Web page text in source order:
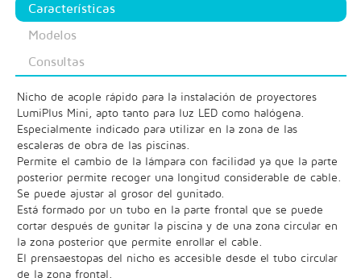
Características
Modelos
Consultas
Nicho de acople rápido para la instalación de proyectores
LumiPlus Mini, apto tanto para luz LED como halógena.
Especialmente indicado para utilizar en la zona de las
escaleras de obra de las piscinas.
Permite el cambio de la lámpara con facilidad ya que la parte
posterior permite recoger una longitud considerable de cable.
Se puede ajustar al grosor del gunitado.
Está formado por un tubo en la parte frontal que se puede
cortar después de gunitar la piscina y de una zona circular en
la zona posterior que permite enrollar el cable.
El prensaestopas del nicho es accesible desde el tubo circular
de la zona frontal.